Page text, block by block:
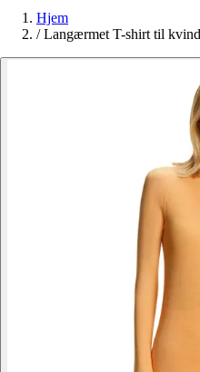
Hjem
/ Langærmet T-shirt til